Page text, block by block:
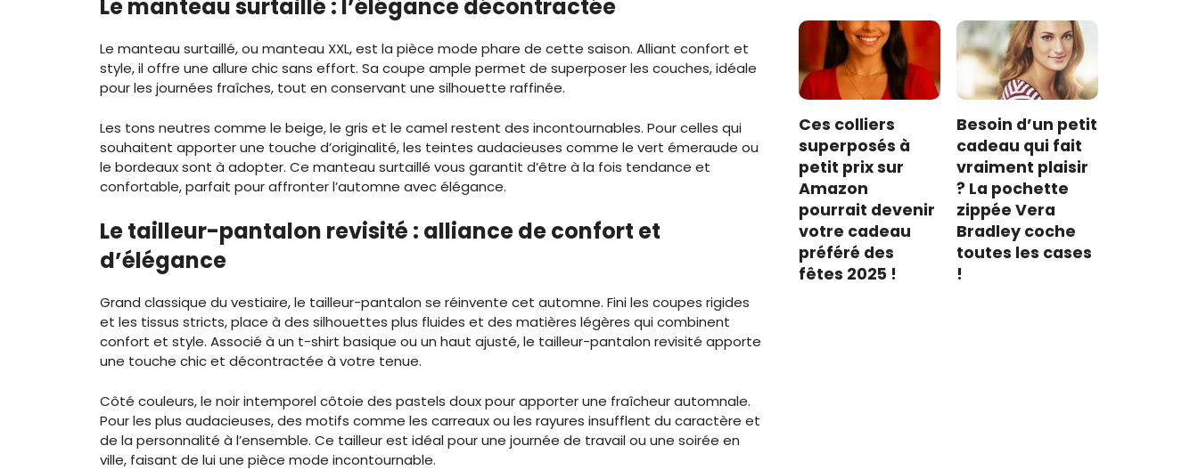
Le manteau surtaillé : l’élégance décontractée
Le manteau surtaillé, ou manteau XXL, est la pièce mode phare de cette saison. Alliant confort et
style, il offre une allure chic sans effort. Sa coupe ample permet de superposer les couches, idéale
pour les journées fraîches, tout en conservant une silhouette raffinée.
Les tons neutres comme le beige, le gris et le camel restent des incontournables. Pour celles qui
souhaitent apporter une touche d’originalité, les teintes audacieuses comme le vert émeraude ou
le bordeaux sont à adopter. Ce manteau surtaillé vous garantit d’être à la fois tendance et
confortable, parfait pour affronter l’automne avec élégance.
Le tailleur-pantalon revisité : alliance de confort et
d’élégance
Grand classique du vestiaire, le tailleur-pantalon se réinvente cet automne. Fini les coupes rigides
et les tissus stricts, place à des silhouettes plus fluides et des matières légères qui combinent
confort et style. Associé à un t-shirt basique ou un haut ajusté, le tailleur-pantalon revisité apporte
une touche chic et décontractée à votre tenue.
Côté couleurs, le noir intemporel côtoie des pastels doux pour apporter une fraîcheur automnale.
Pour les plus audacieuses, des motifs comme les carreaux ou les rayures insufflent du caractère et
de la personnalité à l’ensemble. Ce tailleur est idéal pour une journée de travail ou une soirée en
ville, faisant de lui une pièce mode incontournable.
Ces colliers
superposés à
petit prix sur
Amazon
pourrait devenir
votre cadeau
préféré des
fêtes 2025 !
Besoin d’un petit
cadeau qui fait
vraiment plaisir
? La pochette
zippée Vera
Bradley coche
toutes les cases
!